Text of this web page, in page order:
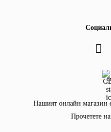
Нашият онлайн магазин
Прочетете